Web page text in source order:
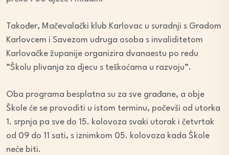
Također, Mačevalački klub Karlovac u suradnji s Gradom
Karlovcem i Savezom udruga osoba s invaliditetom
Karlovačke županije organizira dvanaestu po redu
“Školu plivanja za djecu s teškoćama u razvoju”.
Oba programa besplatna su za sve građane, a obje
Škole će se provoditi u istom terminu, počevši od utorka
1. srpnja pa sve do 15. kolovoza svaki utorak i četvrtak
od 09 do 11 sati, s iznimkom 05. kolovoza kada Škole
neće biti.